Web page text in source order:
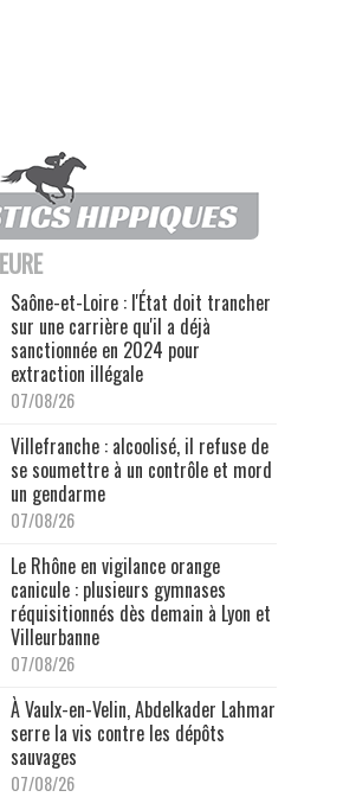
Saône-et-Loire : l'État doit trancher
sur une carrière qu'il a déjà
sanctionnée en 2024 pour
extraction illégale
07/08/26
Villefranche : alcoolisé, il refuse de
se soumettre à un contrôle et mord
un gendarme
07/08/26
Le Rhône en vigilance orange
canicule : plusieurs gymnases
réquisitionnés dès demain à Lyon et
Villeurbanne
07/08/26
À Vaulx-en-Velin, Abdelkader Lahmar
serre la vis contre les dépôts
sauvages
07/08/26